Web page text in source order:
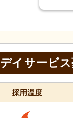
デイサービ
採用温度